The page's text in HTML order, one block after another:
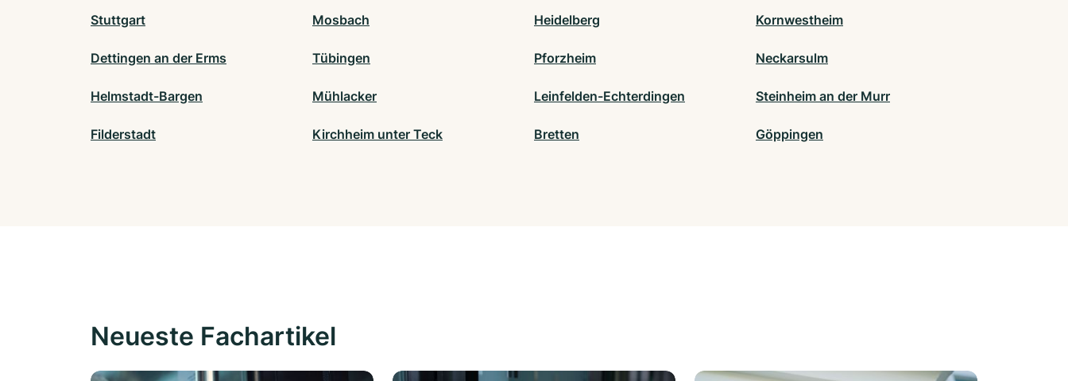
Stuttgart Mosbach Heidelberg Kornwestheim
Dettingen an der Erms Tübingen Pforzheim Neckarsulm
Helmstadt-Bargen Mühlacker Leinfelden-Echterdingen Steinheim an der Murr
Filderstadt Kirchheim unter Teck Bretten Göppingen
Neueste Fachartikel